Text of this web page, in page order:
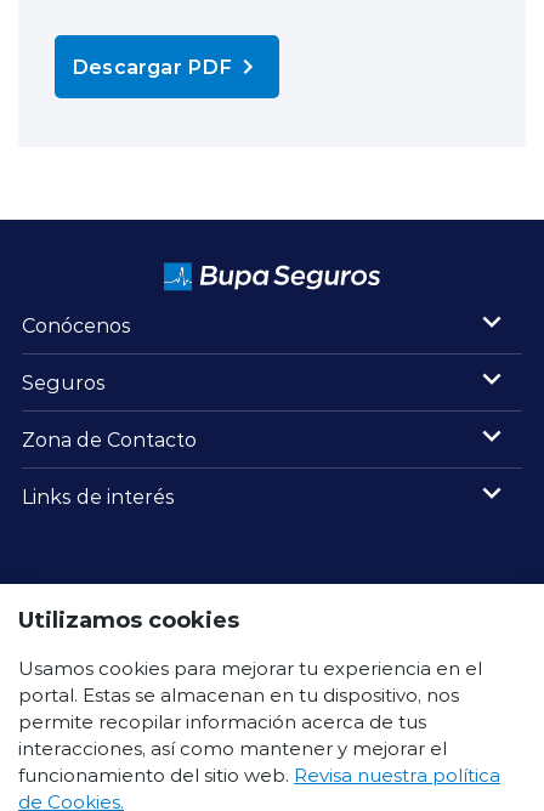
Utilizamos cookies
Usamos cookies para mejorar tu experiencia en el
portal. Estas se almacenan en tu dispositivo, nos
permite recopilar información acerca de tus
interacciones, así como mantener y mejorar el
funcionamiento del sitio web. Revisa nuestra política
de Cookies.
Descargar PDF
Conócenos
Seguros
Zona de Contacto
Links de interés
Política de
Privacidad
Política de uso de
cookies
Contáctanos